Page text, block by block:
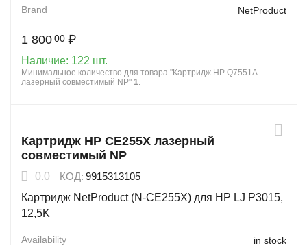
Brand
NetProduct
1 800 00 ₽
Наличие: 122 шт.
Минимальное количество для товара "Картридж HP Q7551A
лазерный совместимый NP" 1.
Картридж HP CE255X лазерный
совместимый NP
0.0 КОД: 9915313105
Картридж NetProduct (N-CE255X) для HP LJ P3015,
12,5K
Availability
in stock